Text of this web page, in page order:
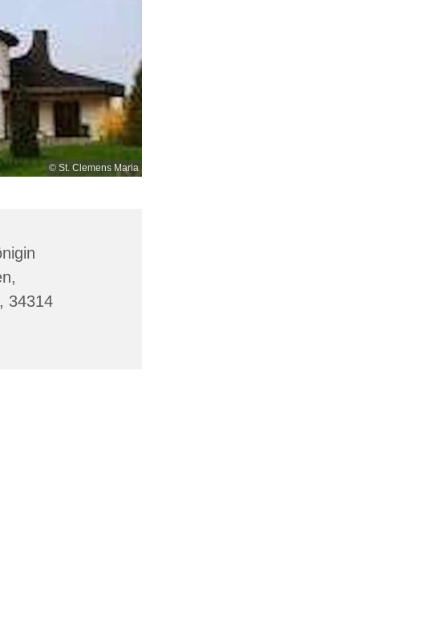
© St. Clemens Maria
34314